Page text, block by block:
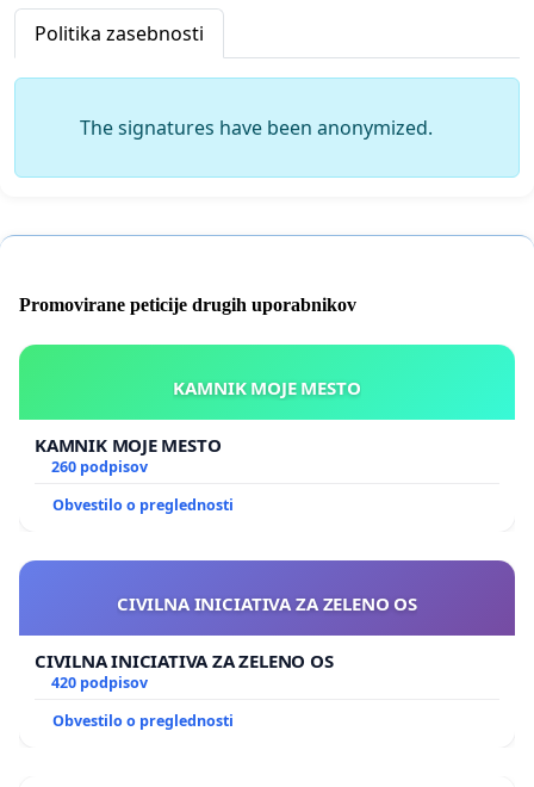
Politika zasebnosti
The signatures have been anonymized.
Promovirane peticije drugih uporabnikov
KAMNIK MOJE MESTO
KAMNIK MOJE MESTO
260 podpisov
Obvestilo o preglednosti
CIVILNA INICIATIVA ZA ZELENO OS
CIVILNA INICIATIVA ZA ZELENO OS
420 podpisov
Obvestilo o preglednosti